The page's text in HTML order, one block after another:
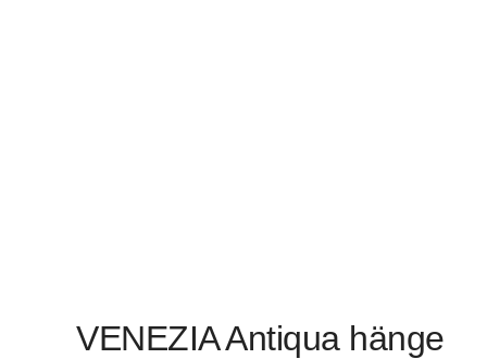
VENEZIA Antiqua hänge